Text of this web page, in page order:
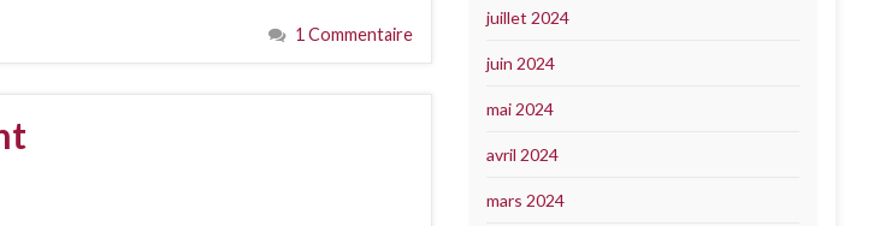
1 Commentaire
juillet 2024
juin 2024
mai 2024
avril 2024
mars 2024